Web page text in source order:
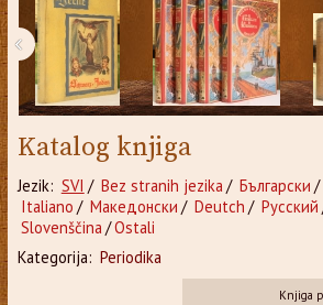
‹
Katalog knjiga
Jezik: SVI / Bez stranih jezika / Български /
Italiano / Македонски / Deutch / Русский
Slovenščina /Ostali
Kategorija: Periodika
Knjiga